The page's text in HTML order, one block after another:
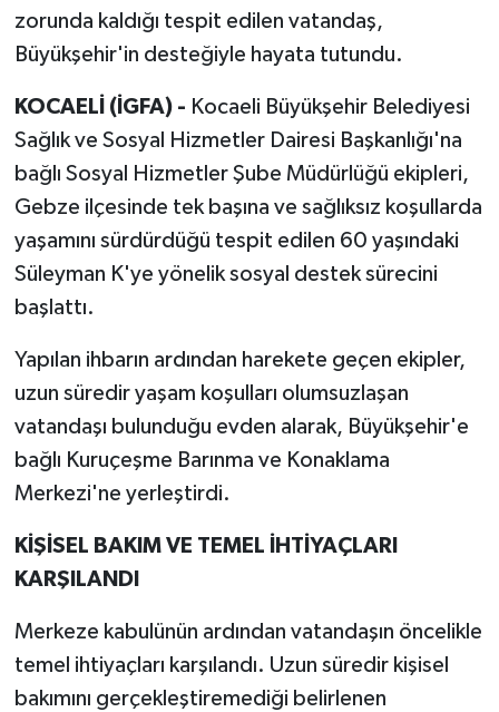
zorunda kaldığı tespit edilen vatandaş,
Büyükşehir'in desteğiyle hayata tutundu.
KOCAELİ (İGFA) - Kocaeli Büyükşehir Belediyesi
Sağlık ve Sosyal Hizmetler Dairesi Başkanlığı'na
bağlı Sosyal Hizmetler Şube Müdürlüğü ekipleri,
Gebze ilçesinde tek başına ve sağlıksız koşullarda
yaşamını sürdürdüğü tespit edilen 60 yaşındaki
Süleyman K'ye yönelik sosyal destek sürecini
başlattı.
Yapılan ihbarın ardından harekete geçen ekipler,
uzun süredir yaşam koşulları olumsuzlaşan
vatandaşı bulunduğu evden alarak, Büyükşehir'e
bağlı Kuruçeşme Barınma ve Konaklama
Merkezi'ne yerleştirdi.
KİŞİSEL BAKIM VE TEMEL İHTİYAÇLARI
KARŞILANDI
Merkeze kabulünün ardından vatandaşın öncelikle
temel ihtiyaçları karşılandı. Uzun süredir kişisel
bakımını gerçekleştiremediği belirlenen